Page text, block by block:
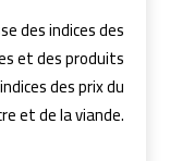
des indices des
et des produits
des prix du
et de la viande.